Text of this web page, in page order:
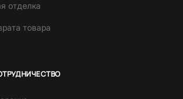
отделка
товара